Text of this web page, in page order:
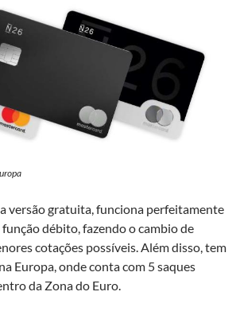
versão gratuita, funciona perfeitamente
débito, fazendo o cambio de
cotações possíveis. Além disso, tem
Europa, onde conta com 5 saques
da Zona do Euro.